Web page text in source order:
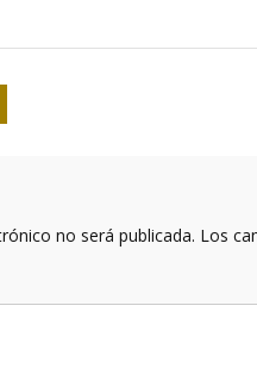
no será publicada. Los